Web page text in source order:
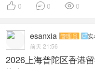
 0  0  0
esanxia 管理员 实
前天 21:56
2026上海普陀区香港